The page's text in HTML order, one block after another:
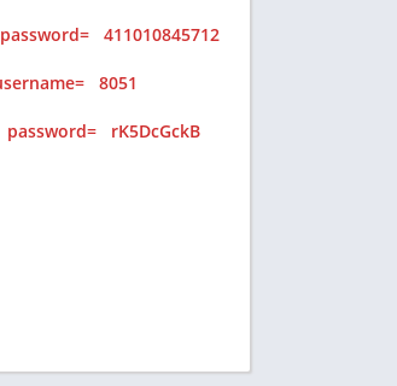
password= 411010845712